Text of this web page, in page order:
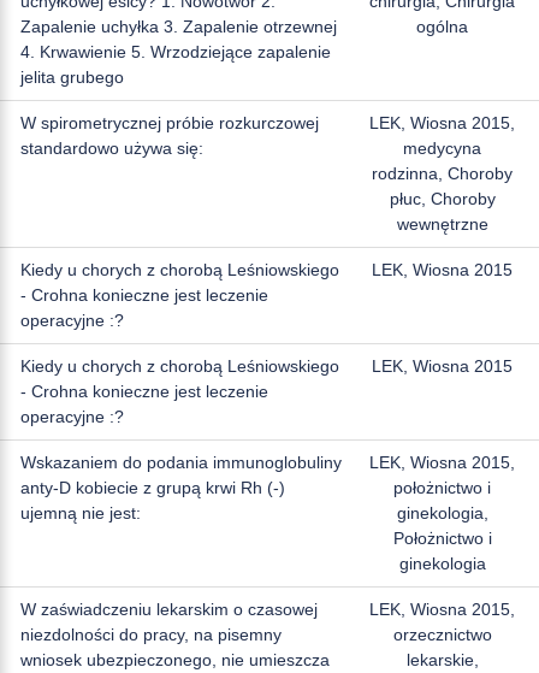
Zapalenie uchyłka 3. Zapalenie otrzewnej
4. Krwawienie 5. Wrzodziejące zapalenie
jelita grubego
ogólna
W spirometrycznej próbie rozkurczowej
standardowo używa się:
LEK, Wiosna 2015,
medycyna
rodzinna, Choroby
płuc, Choroby
wewnętrzne
Kiedy u chorych z chorobą Leśniowskiego
- Crohna konieczne jest leczenie
operacyjne :?
LEK, Wiosna 2015
Kiedy u chorych z chorobą Leśniowskiego
- Crohna konieczne jest leczenie
operacyjne :?
LEK, Wiosna 2015
Wskazaniem do podania immunoglobuliny
anty-D kobiecie z grupą krwi Rh (-)
ujemną nie jest:
LEK, Wiosna 2015,
położnictwo i
ginekologia,
Położnictwo i
ginekologia
W zaświadczeniu lekarskim o czasowej
niezdolności do pracy, na pisemny
wniosek ubezpieczonego, nie umieszcza
LEK, Wiosna 2015,
orzecznictwo
lekarskie,